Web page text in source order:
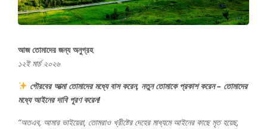
আজ তোমাদের জন্য অনুগ্রহ
১২ই মার্চ ২০২৬
গৌরবের আত্মা তোমাদের মধ্যে বাস করেন, নতুন তোমাকে প্রকাশ করেন – তোমাদের
মধ্যে আইনের দাবি পূরণ করেন!
“অতএব, আমার ভাইয়েরা, তোমরাও খ্রীষ্টের দেহের মাধ্যমে আইনের কাছে মৃত হয়েছ,